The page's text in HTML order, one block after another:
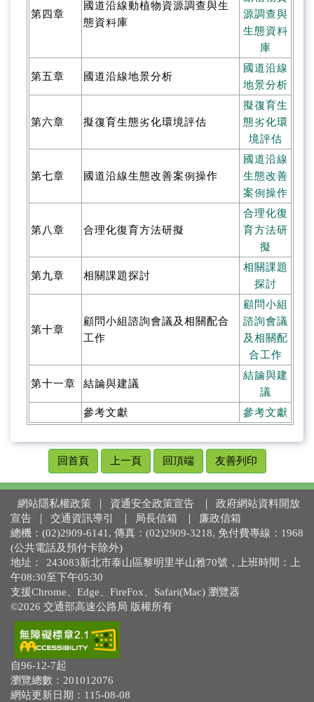
第四章
國道沿線動植物資源調查與生
態資料庫
源調查與
生態資料
庫
第五章 國道沿線地景分析
國道沿線
地景分析
第六章 擬復育生態劣化環境評估
擬復育生
態劣化環
境評估
第七章 國道沿線生態改善案例操作
國道沿線
生態改善
案例操作
第八章 合理化復育方法研擬
合理化復
育方法研
擬
第九章 相關課題探討
相關課題
探討
第十章
顧問小組諮詢會議及相關配合
工作
顧問小組
諮詢會議
及相關配
合工作
第十一章 結論與建議
結論與建
議
參考文獻
參考文獻
回首頁 上一頁 回頂端 友善列印
網站隱私權政策 資通安全政策宣告
政府網站資料開放
宣告
交通資訊導引 局長信箱
廉政信箱
總機：(02)2909-6141, 傳真：(02)2909-3218, 免付費專線：1968
(公共電話及預付卡除外)
地址：
243083新北市泰山區黎明里半山雅70號 , 上班時間：上
午08:30至下午05:30
支援Chrome、Edge、FireFox、Safari(Mac) 瀏覽器
©2026 交通部高速公路局 版權所有
自96-12-7起
瀏覽總數：201012076
網站更新日期：115-08-08